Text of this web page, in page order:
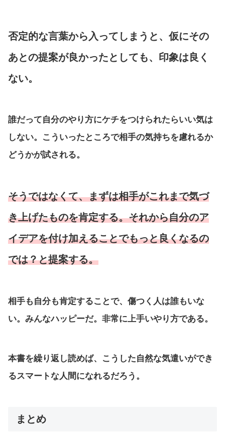
否定的な言葉から入ってしまうと、仮にその
あとの提案が良かったとしても、印象は良く
ない。
誰だって自分のやり方にケチをつけられたらいい気は
しない。こういったところで相手の気持ちを慮れるか
どうかが試される。
そうではなくて、まずは相手がこれまで気づ
き上げたものを肯定する。それから自分のア
イデアを付け加えることでもっと良くなるの
では？と提案する。
相手も自分も肯定することで、傷つく人は誰もいな
い。みんなハッピーだ。非常に上手いやり方である。
本書を繰り返し読めば、こうした自然な気遣いができ
るスマートな人間になれるだろう。
まとめ